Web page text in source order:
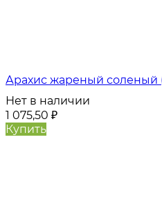
Арахис жареный соленый
Нет в наличии
1 075,50 ₽
Купить